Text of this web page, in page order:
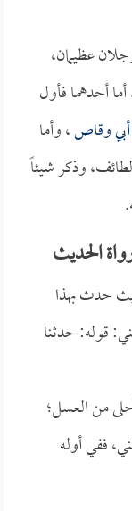
عظيمان،
أحدهما فأول
وقاص، وأما
وذكر شيئاً
الحديث
حدث بهذا
قوله: حدثنا
من العسل؛
ففي أوله